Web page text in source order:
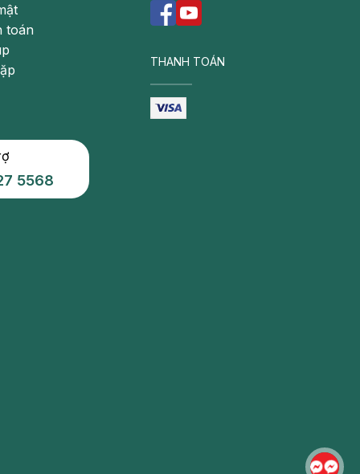
toán
5568
THANH TOÁN